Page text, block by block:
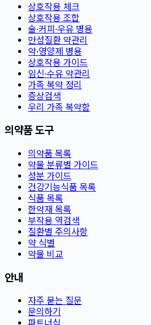
상호작용 체크
상호작용 조합
술·커피·우유 병용
만성질환 약관리
약·영양제 병용
상호작용 가이드
임신·수유 약관리
가족 복약 정리
증상검색
우리 가족 복약함
의약품 도구
의약품 목록
약물 분류별 가이드
성분 가이드
건강기능식품 목록
식품 목록
한약재 목록
부작용 역검색
질환별 주의사항
약 식별
약물 비교
안내
자주 묻는 질문
문의하기